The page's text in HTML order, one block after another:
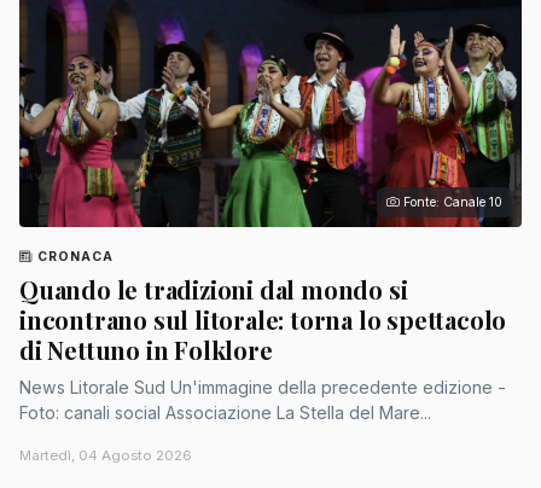
Fonte: Canale 10
CRONACA
Quando le tradizioni dal mondo si
incontrano sul litorale: torna lo spettacolo
di Nettuno in Folklore
News Litorale Sud Un'immagine della precedente edizione -
Foto: canali social Associazione La Stella del Mare...
Martedì, 04 Agosto 2026